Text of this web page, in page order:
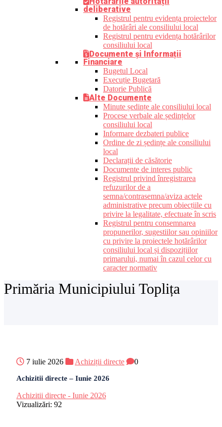
deliberative
Registrul pentru evidența proiectelor
de hotărâri ale consiliului local
Registrul pentru evidența hotărârilor
consiliului local
Documente și Informații
Financiare
Bugetul Local
Execuție Bugetară
Datorie Publică
Alte Documente
Minute ședințe ale consiliului local
Procese verbale ale ședințelor
consiliului local
Informare dezbateri publice
Ordine de zi ședințe ale consiliului
local
Declarații de căsătorie
Documente de interes public
Registrul privind înregistrarea
refuzurilor de a
semna/contrasemna/aviza actele
administrative precum obiecțiile cu
privire la legalitate, efectuate în scris
Registrul pentru consemnarea
propunerilor, sugestiilor sau opiniilor
cu privire la proiectele hotărârilor
consiliului local și dispozițiilor
primarului, numai în cazul celor cu
caracter normativ
Primăria Municipiului Toplița
7 iulie 2026 Achiziții directe 0
Achizitii directe – Iunie 2026
Achizitii directe - Iunie 2026
Vizualizări: 92